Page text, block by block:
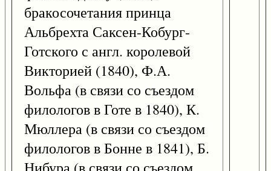
бракосочетания принца
Альбрехта Саксен-Кобург-
Готского с англ. королевой
Викторией (1840), Ф.А.
Вольфа (в связи со съездом
филологов в Готе в 1840), К.
Мюллера (в связи со съездом
филологов в Бонне в 1841), Б.